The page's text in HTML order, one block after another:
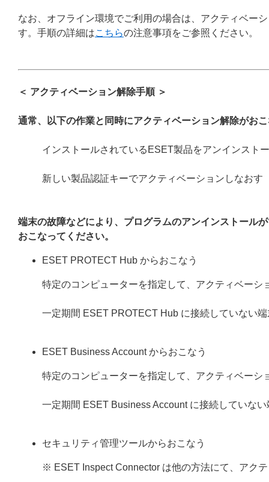
なお、オフライン環境でご利用の場合は、アクティベー
す。手順の詳細はこちらの注意事項をご参照ください。
＜ アクティベーション解除手順 ＞
通常、以下の作業と同時にアクティベーション解除がお
インストールされているESET製品をアンインスト
新しい製品認証キーでアクティベーションしなおす
端末の故障などにより、プログラムのアンインストール
おこなってください。
ESET PROTECT Hub からおこなう
特定のコンピューターを指定して、アクティベーシ
一定期間 ESET PROTECT Hub に接続していない
ESET Business Account からおこなう
特定のコンピューターを指定して、アクティベーシ
一定期間 ESET Business Account に接続していな
セキュリティ管理ツールからおこなう
※ ESET Inspect Connector は他の方法にて、アク